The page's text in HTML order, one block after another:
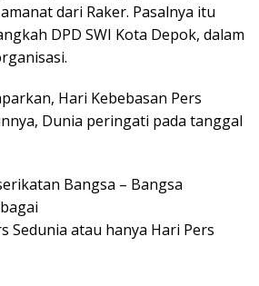
dari Raker. Pasalnya itu
DPD SWI Kota Depok, dalam
Hari Kebebasan Pers
Dunia peringati pada tanggal
Bangsa – Bangsa
Sedunia atau hanya Hari Pers